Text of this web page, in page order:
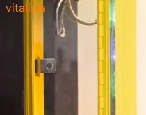
vitalícia